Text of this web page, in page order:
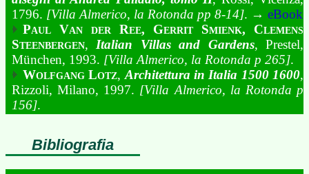
1796. [Villa Almerico, la Rotonda pp 8-14]. → eBook
Paul Van der Ree, Gerrit Smienk, Clemens
Steenbergen,Italian Villas and Gardens, Prestel,
München, 1993. [Villa Almerico, la Rotonda p 265].
Wolfgang Lotz,Architettura in Italia 1500 1600,
Rizzoli, Milano, 1997. [Villa Almerico, la Rotonda p
156].
Bibliografia